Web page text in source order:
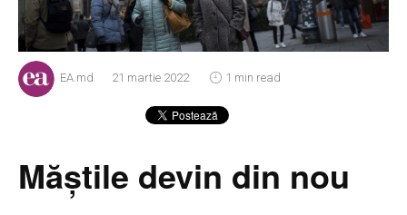
EA.md 21 martie 2022 1 min read
Măştile devin din nou